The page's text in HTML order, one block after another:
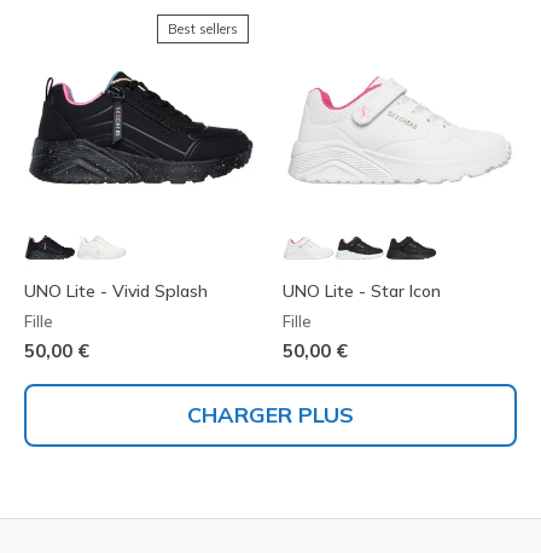
Best sellers
UNO Lite - Vivid Splash
Fille
50,00 €
UNO Lite - Star Icon
Fille
50,00 €
CHARGER PLUS